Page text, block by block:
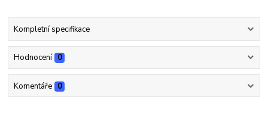
Kompletní specifikace
Hodnocení 0
Komentáře 0